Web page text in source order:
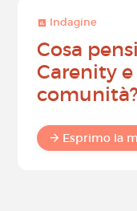
Indagine
Cosa
Carenity
comunità?
Esprimo la